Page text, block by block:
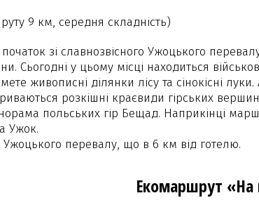
9 км, середня складність)
зі славнозвісного Ужоцького
Сьогодні у цьому місці находиться
живописні ділянки лісу та сінокісні
розкішні краєвиди гірських
польських гір Бещад. Наприкінці
Ужок.
Ужоцького перевалу, що в 6 км від готелю.
Екомаршрут «На